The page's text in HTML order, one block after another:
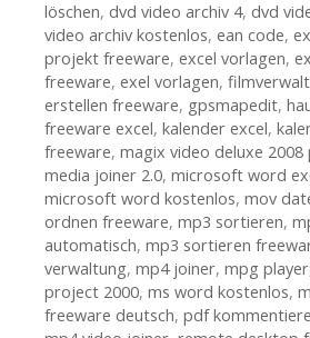
löschen, dvd video archiv 4, dvd
video archiv kostenlos, ean code,
projekt freeware, excel vorlagen,
freeware, exel vorlagen,
erstellen freeware, gpsmapedit,
freeware excel, kalender excel,
freeware, magix video deluxe 2008
media joiner 2.0, microsoft word
microsoft word kostenlos, mov
ordnen freeware, mp3 sortieren,
automatisch, mp3 sortieren
verwaltung, mp4 joiner, mpg player
project 2000, ms word kostenlos,
freeware deutsch, pdf